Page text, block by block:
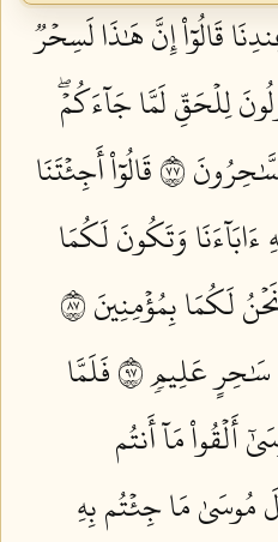
قَالُوٓاْ إِنَّ هَٰذَا لَسِحۡرٞ
لِلۡحَقِّ لَمَّا جَآءَكُمۡۖ
٧٧
قَالُوٓاْ أَجِئۡتَنَا
وَتَكُونَ لَكُمَا
لَكُمَا بِمُؤۡمِنِينَ ٧٨
عَلِيمٖ ٧٩
فَلَمَّا
أَلۡقُواْ مَآ أَنتُم
مُوسَىٰ مَا جِئۡتُم بِهِ